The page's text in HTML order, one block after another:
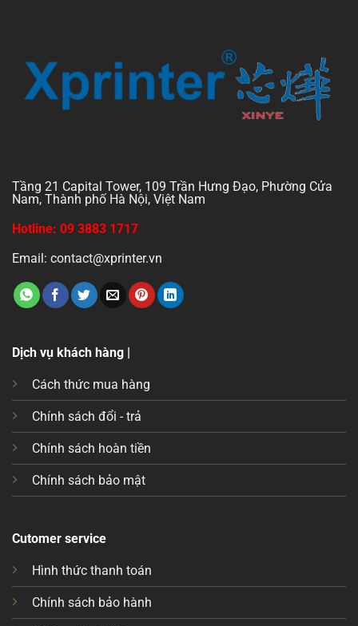
Tầng 21 Capital Tower, 109 Trần Hưng Đạo, Phường Cửa
Nam, Thành phố Hà Nội, Việt Nam
Hotline: 09 3883 1717
Email: contact@xprinter.vn
Dịch vụ khách hàng |
Cách thức mua hàng
Chính sách đổi - trả
Chính sách hoàn tiền
Chính sách bảo mật
Cutomer service
Hình thức thanh toán
Chính sách bảo hành